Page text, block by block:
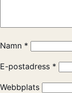
Namn *
E-postadress *
Webbplats